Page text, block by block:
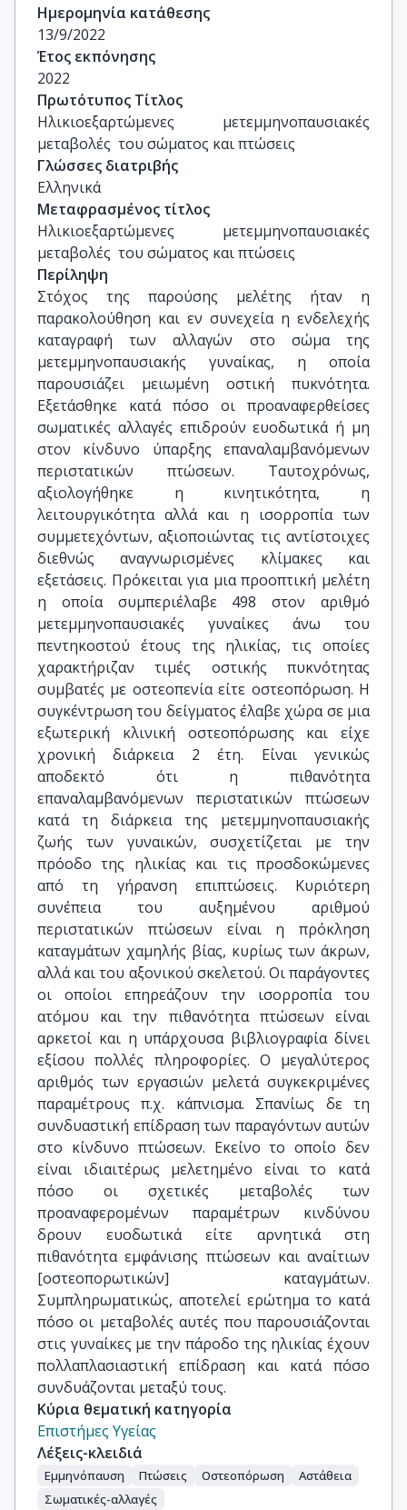
Καθηγητής, Ιατρική Σχολή, ΕΚΠΑ
Ιωάννης Βλάμης, Αναπληρωτής Καθηγητής,
Ιατρική Σχολή, ΕΚΠΑ
Ημερομηνία κατάθεσης
13/9/2022
Έτος εκπόνησης
2022
Πρωτότυπος Τίτλος
Ηλικιοεξαρτώμενες μετεμμηνοπαυσιακές
μεταβολές  του σώματος και πτώσεις
Γλώσσες διατριβής
Ελληνικά
Μεταφρασμένος τίτλος
Ηλικιοεξαρτώμενες μετεμμηνοπαυσιακές
μεταβολές  του σώματος και πτώσεις
Περίληψη
Στόχος της παρούσης μελέτης ήταν η
παρακολούθηση και εν συνεχεία η ενδελεχής
καταγραφή των αλλαγών στο σώμα της
μετεμμηνοπαυσιακής γυναίκας, η οποία
παρουσιάζει μειωμένη οστική πυκνότητα.
Εξετάσθηκε κατά πόσο οι προαναφερθείσες
σωματικές αλλαγές επιδρούν ευοδωτικά ή μη
στον κίνδυνο ύπαρξης επαναλαμβανόμενων
περιστατικών πτώσεων. Ταυτοχρόνως,
αξιολογήθηκε η κινητικότητα, η
λειτουργικότητα αλλά και η ισορροπία των
συμμετεχόντων, αξιοποιώντας τις αντίστοιχες
διεθνώς αναγνωρισμένες κλίμακες και
εξετάσεις. Πρόκειται για μια προοπτική μελέτη
η οποία συμπεριέλαβε 498 στον αριθμό
μετεμμηνοπαυσιακές γυναίκες άνω του
πεντηκοστού έτους της ηλικίας, τις οποίες
χαρακτήριζαν τιμές οστικής πυκνότητας
συμβατές με οστεοπενία είτε οστεοπόρωση. Η
συγκέντρωση του δείγματος έλαβε χώρα σε μια
εξωτερική κλινική οστεοπόρωσης και είχε
χρονική διάρκεια 2 έτη. Είναι γενικώς
αποδεκτό ότι η πιθανότητα
επαναλαμβανόμενων περιστατικών πτώσεων
κατά τη διάρκεια της μετεμμηνοπαυσιακής
ζωής των γυναικών, συσχετίζεται με την
πρόοδο της ηλικίας και τις προσδοκώμενες
από τη γήρανση επιπτώσεις. Κυριότερη
συνέπεια του αυξημένου αριθμού
περιστατικών πτώσεων είναι η πρόκληση
καταγμάτων χαμηλής βίας, κυρίως των άκρων,
αλλά και του αξονικού σκελετού. Οι παράγοντες
οι οποίοι επηρεάζουν την ισορροπία του
ατόμου και την πιθανότητα πτώσεων είναι
αρκετοί και η υπάρχουσα βιβλιογραφία δίνει
εξίσου πολλές πληροφορίες. Ο μεγαλύτερος
αριθμός των εργασιών μελετά συγκεκριμένες
παραμέτρους π.χ. κάπνισμα. Σπανίως δε τη
συνδυαστική επίδραση των παραγόντων αυτών
στο κίνδυνο πτώσεων. Εκείνο το οποίο δεν
είναι ιδιαιτέρως μελετημένο είναι το κατά
πόσο οι σχετικές μεταβολές των
προαναφερομένων παραμέτρων κινδύνου
δρουν ευοδωτικά είτε αρνητικά στη
πιθανότητα εμφάνισης πτώσεων και αναίτιων
[οστεοπορωτικών] καταγμάτων.
Συμπληρωματικώς, αποτελεί ερώτημα το κατά
πόσο οι μεταβολές αυτές που παρουσιάζονται
στις γυναίκες με την πάροδο της ηλικίας έχουν
πολλαπλασιαστική επίδραση και κατά πόσο
συνδυάζονται μεταξύ τους.
Κύρια θεματική κατηγορία
Επιστήμες Υγείας
Λέξεις-κλειδιά
Εμμηνόπαυση Πτώσεις Οστεοπόρωση
Αστάθεια
Σωματικές-αλλαγές